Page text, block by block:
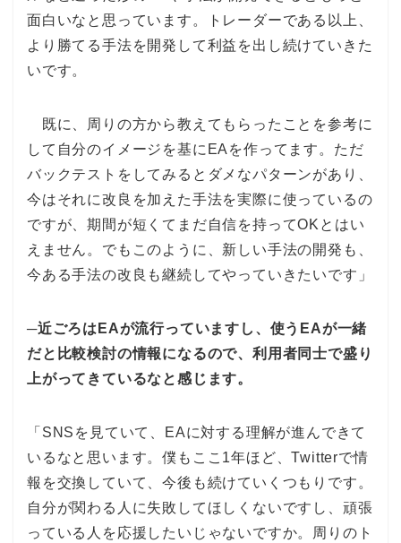
面白いなと思っています。トレーダーである以上、
より勝てる手法を開発して利益を出し続けていきた
いです。
既に、周りの方から教えてもらったことを参考に
して自分のイメージを基にEAを作ってます。ただ
バックテストをしてみるとダメなパターンがあり、
今はそれに改良を加えた手法を実際に使っているの
ですが、期間が短くてまだ自信を持ってOKとはい
えません。でもこのように、新しい手法の開発も、
今ある手法の改良も継続してやっていきたいです」
─近ごろはEAが流行っていますし、使うEAが一緒
だと比較検討の情報になるので、利用者同士で盛り
上がってきているなと感じます。
「SNSを見ていて、EAに対する理解が進んできて
いるなと思います。僕もここ1年ほど、Twitterで情
報を交換していて、今後も続けていくつもりです。
自分が関わる人に失敗してほしくないですし、頑張
っている人を応援したいじゃないですか。周りのト